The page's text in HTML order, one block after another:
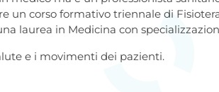
un corso formativo triennale di
laurea in Medicina con
e i movimenti dei pazienti.